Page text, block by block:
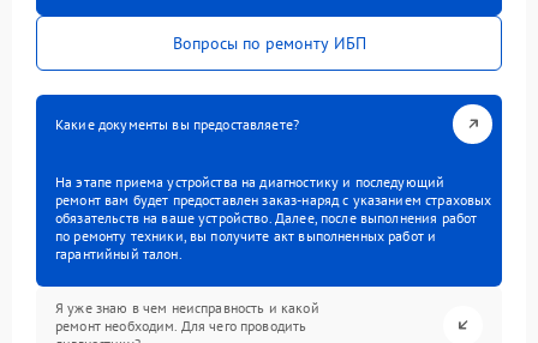
Вопросы по ремонту ИБП
Какие документы вы предоставляете?
На этапе приема устройства на диагностику и последующий
ремонт вам будет предоставлен заказ-наряд с указанием страховых
обязательств на ваше устройство. Далее, после выполнения работ
по ремонту техники, вы получите акт выполненных работ и
гарантийный талон.
Я уже знаю в чем неисправность и какой
ремонт необходим. Для чего проводить